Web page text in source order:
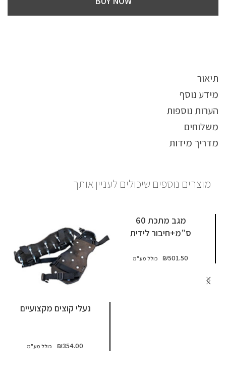
תיאור
מידע נוסף
הערות נוספות
משלוחים
מדריך מידות
מוצרים נוספים שיכולים לעניין אותך
מגב מתכת 60
ס”מ+חיבור לידית
₪501.50
נעלי קוצים מקצועיים
₪354.00